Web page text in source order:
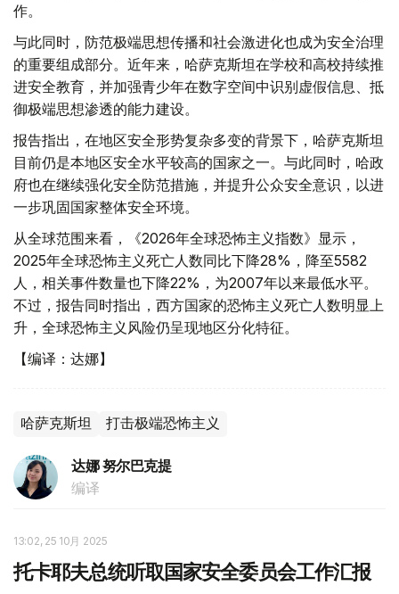
作。
与此同时，防范极端思想传播和社会激进化也成为安全治理
的重要组成部分。近年来，哈萨克斯坦在学校和高校持续推
进安全教育，并加强青少年在数字空间中识别虚假信息、抵
御极端思想渗透的能力建设。
报告指出，在地区安全形势复杂多变的背景下，哈萨克斯坦
目前仍是本地区安全水平较高的国家之一。与此同时，哈政
府也在继续强化安全防范措施，并提升公众安全意识，以进
一步巩固国家整体安全环境。
从全球范围来看，《2026年全球恐怖主义指数》显示，
2025年全球恐怖主义死亡人数同比下降28%，降至5582
人，相关事件数量也下降22%，为2007年以来最低水平。
不过，报告同时指出，西方国家的恐怖主义死亡人数明显上
升，全球恐怖主义风险仍呈现地区分化特征。
【编译：达娜】
哈萨克斯坦 打击极端恐怖主义
达娜 努尔巴克提
编译
13:02, 25 10月 2025
托卡耶夫总统听取国家安全委员会工作汇报